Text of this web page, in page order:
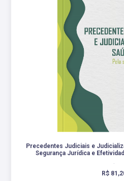
Precedentes Judiciais e
Segurança Jurídica e
R$